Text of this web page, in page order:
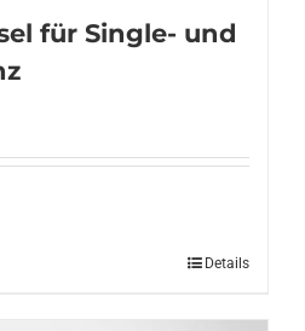
für Single- und
Details